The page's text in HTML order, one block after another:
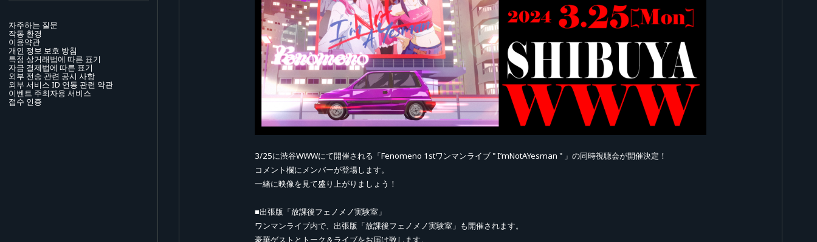
자주하는 질문
작동 환경
이용약관
개인 정보 보호 방침
특정 상거래법에 따른 표기
자금 결제법에 따른 표기
외부 전송 관련 공시 사항
외부 서비스 ID 연동 관련 약관
이벤트 주최자용 서비스
접수 인증
3/25に渋谷WWWにて開催される「Fenomeno 1stワンマンライブ " I’mNotAYesman " 」の同時視聴会が開催決定！
コメント欄にメンバーが登場します。
一緒に映像を見て盛り上がりましょう！
■出張版「放課後フェノメノ実験室」
ワンマンライブ内で、出張版「放課後フェノメノ実験室」も開催されます。
豪華ゲストとトーク＆ライブをお届け致します。